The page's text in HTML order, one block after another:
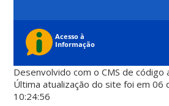
Desenvolvido com o CMS de
Última atualização do site foi em 06
10:24:56